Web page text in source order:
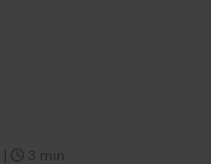
3 min